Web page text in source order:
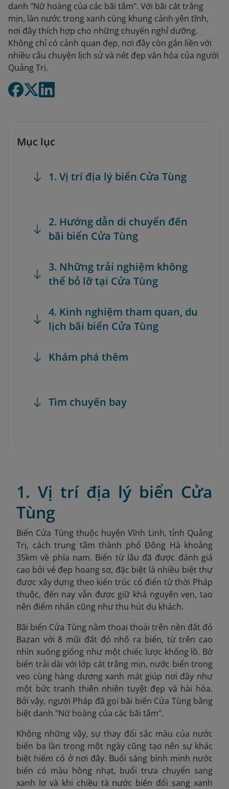
danh "Nữ hoàng của các bãi tắm". Với bãi cát trắng
mịn, làn nước trong xanh cùng khung cảnh yên tĩnh,
nơi đây thích hợp cho những chuyến nghỉ dưỡng.
Không chỉ có cảnh quan đẹp, nơi đây còn gắn liền với
nhiều câu chuyện lịch sử và nét đẹp văn hóa của người
Quảng Trị.
Mục lục
1. Vị trí địa lý biển Cửa Tùng
2. Hướng dẫn di chuyển đến
bãi biển Cửa Tùng
3. Những trải nghiệm không
thể bỏ lỡ tại Cửa Tùng
4. Kinh nghiệm tham quan, du
lịch bãi biển Cửa Tùng
Khám phá thêm
Tìm chuyến bay
1. Vị trí địa lý biển Cửa
Tùng
Biển Cửa Tùng thuộc huyện Vĩnh Linh, tỉnh Quảng
Trị, cách trung tâm thành phố Đông Hà khoảng
35km về phía nam. Biển từ lâu đã được đánh giá
cao bởi vẻ đẹp hoang sơ, đặc biệt là nhiều biệt thự
được xây dựng theo kiến trúc cổ điển từ thời Pháp
thuộc, đến nay vẫn được giữ khá nguyên vẹn, tạo
nên điểm nhấn cũng như thu hút du khách.
Bãi biển Cửa Tùng nằm thoai thoải trên nền đất đỏ
Bazan với 8 mũi đất đỏ nhô ra biển, từ trên cao
nhìn xuống giống như một chiếc lược khổng lồ. Bờ
biển trải dài với lớp cát trắng mịn, nước biển trong
veo cùng hàng dương xanh mát giúp nơi đây như
một bức tranh thiên nhiên tuyệt đẹp và hài hòa.
Bởi vậy, người Pháp đã gọi bãi biển Cửa Tùng bằng
biệt danh "Nữ hoàng của các bãi tắm".
Không những vậy, sự thay đổi sắc màu của nước
biển ba lần trong một ngày cũng tạo nên sự khác
biệt hiếm có ở nơi đây. Buổi sáng bình minh nước
biển có màu hồng nhạt, buổi trưa chuyển sang
xanh lơ và khi chiều tà nước biển đổi sang xanh